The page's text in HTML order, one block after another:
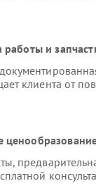
работы и
клиента от